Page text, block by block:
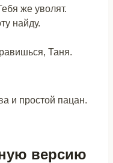
же уволят.
найду.
Таня.
и простой пацан.
версию